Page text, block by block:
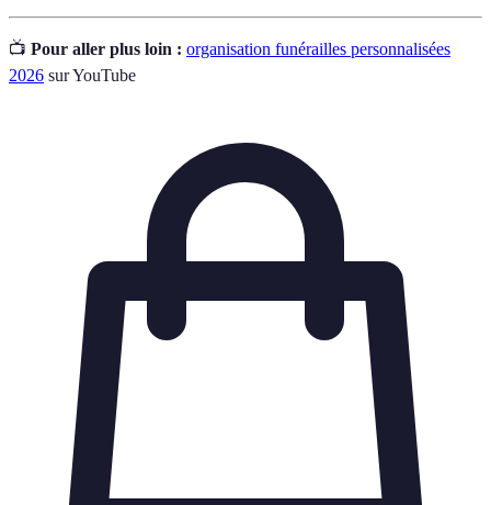
📺 Pour aller plus loin : organisation funérailles personnalisées
2026 sur YouTube